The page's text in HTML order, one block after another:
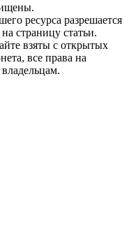
ресурса разрешается
страницу статьи.
взяты с открытых
все права на